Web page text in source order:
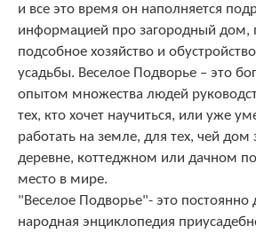
и все это время он наполняется
информацией про загородный дом,
подсобное хозяйство и
усадьбы. Веселое Подворье – это
опытом множества людей
тех, кто хочет научиться, или уже
работать на земле, для тех, чей дом
деревне, коттеджном или дачном
место в мире.
"Веселое Подворье"- это
народная энциклопедия